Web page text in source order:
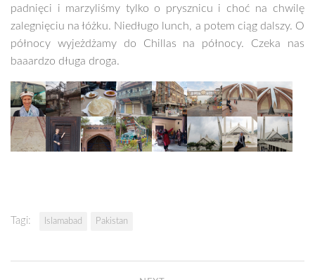
padnięci i marzyliśmy tylko o prysznicu i choć na chwilę
zalegnięciu na łóżku. Niedługo lunch, a potem ciąg dalszy. O
północy wyjeżdżamy do Chillas na północy. Czeka nas
baaardzo długa droga.
Tagi: Islamabad Pakistan